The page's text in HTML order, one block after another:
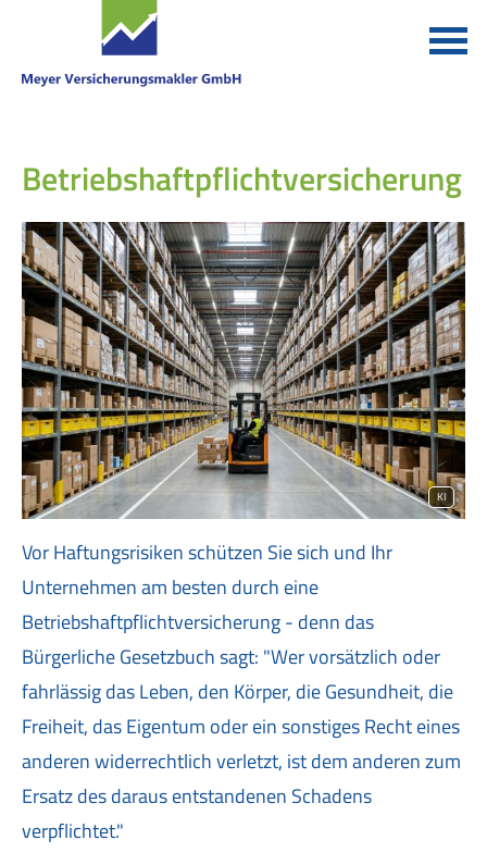
Betriebshaftpflichtversicherung
KI
Vor Haftungsrisiken schützen Sie sich und Ihr
Unternehmen am besten durch eine
Betriebshaftpflichtversicherung - denn das
Bürgerliche Gesetzbuch sagt: "Wer vorsätzlich oder
fahrlässig das Leben, den Körper, die Gesundheit, die
Freiheit, das Eigentum oder ein sonstiges Recht eines
anderen widerrechtlich verletzt, ist dem anderen zum
Ersatz des daraus entstandenen Schadens
verpflichtet."